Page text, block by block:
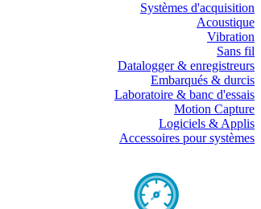
Systèmes d'acquisition
Acoustique
Vibration
Sans fil
Datalogger & enregistreurs
Embarqués & durcis
Laboratoire & banc d'essais
Motion Capture
Logiciels & Applis
Accessoires pour systèmes